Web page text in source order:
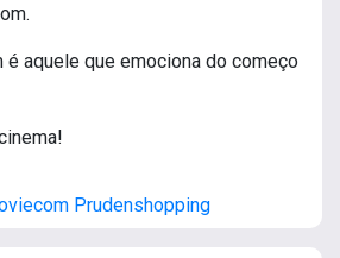
é aquele que emociona do começo
Prudenshopping